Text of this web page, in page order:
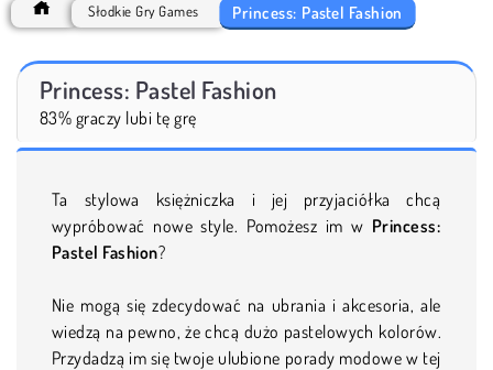
Słodkie Gry Games Princess: Pastel Fashion
Princess: Pastel Fashion
83% graczy lubi tę grę
Ta stylowa księżniczka i jej przyjaciółka chcą
wypróbować nowe style. Pomożesz im w Princess:
Pastel Fashion?
Nie mogą się zdecydować na ubrania i akcesoria, ale
wiedzą na pewno, że chcą dużo pastelowych kolorów.
Przydadzą im się twoje ulubione porady modowe w tej